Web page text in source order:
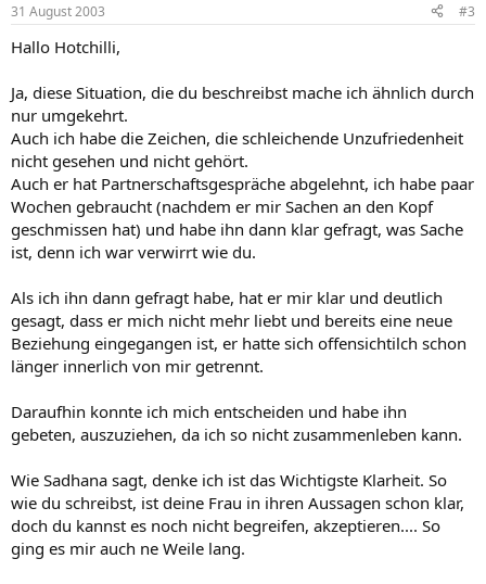
31 August 2003 #3
Hallo Hotchilli,
Ja, diese Situation, die du beschreibst mache ich ähnlich durch
nur umgekehrt.
Auch ich habe die Zeichen, die schleichende Unzufriedenheit
nicht gesehen und nicht gehört.
Auch er hat Partnerschaftsgespräche abgelehnt, ich habe paar
Wochen gebraucht (nachdem er mir Sachen an den Kopf
geschmissen hat) und habe ihn dann klar gefragt, was Sache
ist, denn ich war verwirrt wie du.
Als ich ihn dann gefragt habe, hat er mir klar und deutlich
gesagt, dass er mich nicht mehr liebt und bereits eine neue
Beziehung eingegangen ist, er hatte sich offensichtilch schon
länger innerlich von mir getrennt.
Daraufhin konnte ich mich entscheiden und habe ihn
gebeten, auszuziehen, da ich so nicht zusammenleben kann.
Wie Sadhana sagt, denke ich ist das Wichtigste Klarheit. So
wie du schreibst, ist deine Frau in ihren Aussagen schon klar,
doch du kannst es noch nicht begreifen, akzeptieren.... So
ging es mir auch ne Weile lang.